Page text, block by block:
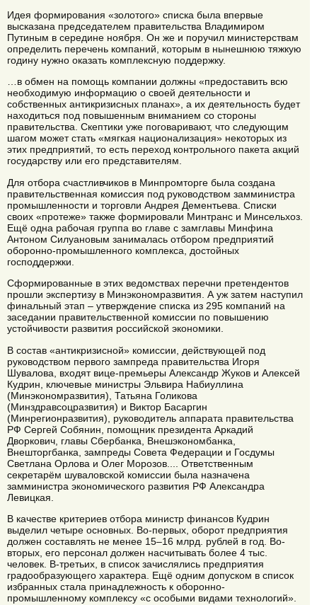
Идея формирования «золотого» списка была впервые
высказана председателем правительства Владимиром
Путиным в середине ноября. Он же и поручил министерствам
определить перечень компаний, которым в нынешнюю тяжкую
годину нужно оказать комплексную поддержку.
…в обмен на помощь компании должны «предоставить всю
необходимую информацию о своей деятельности и
собственных антикризисных планах», а их деятельность будет
находиться под повышенным вниманием со стороны
правительства. Скептики уже поговаривают, что следующим
шагом может стать «мягкая национализация» некоторых из
этих предприятий, то есть переход контрольного пакета акций
государству или его представителям.
Для отбора счастливчиков в Минпромторге была создана
правительственная комиссия под руководством замминистра
промышленности и торговли Андрея Дементьева. Списки
своих «протеже» также формировали Минтранс и Минсельхоз.
Ещё одна рабочая группа во главе с замглавы Минфина
Антоном Силуановым занималась отбором предприятий
оборонно-промышленного комплекса, достойных
господдержки.
Сформированные в этих ведомствах перечни претендентов
прошли экспертизу в Минэкономразвития. А уж затем наступил
финальный этап – утверждение списка из 295 компаний на
заседании правительственной комиссии по повышению
устойчивости развития российской экономики.
В состав «антикризисной» комиссии, действующей под
руководством первого зампреда правительства Игоря
Шувалова, входят вице-премьеры Александр Жуков и Алексей
Кудрин, ключевые министры Эльвира Набиуллина
(Минэкономразвития), Татьяна Голикова
(Минздравсоцразвития) и Виктор Басаргин
(Минрегионразвития), руководитель аппарата правительства
РФ Сергей Собянин, помощник президента Аркадий
Дворкович, главы Сбербанка, Внешэкономбанка,
Внешторгбанка, зампреды Совета Федерации и Госдумы
Светлана Орлова и Олег Морозов.... Ответственным
секретарём шуваловской комиссии была назначена
замминистра экономического развития РФ Александра
Левицкая.
В качестве критериев отбора министр финансов Кудрин
выделил четыре основных. Во-первых, оборот предприятия
должен составлять не менее 15–16 млрд. рублей в год. Во-
вторых, его персонал должен насчитывать более 4 тыс.
человек. В-третьих, в список зачислялись предприятия
градообразующего характера. Ещё одним допуском в список
избранных стала принадлежность к оборонно-
промышленному комплексу «с особыми видами технологий».